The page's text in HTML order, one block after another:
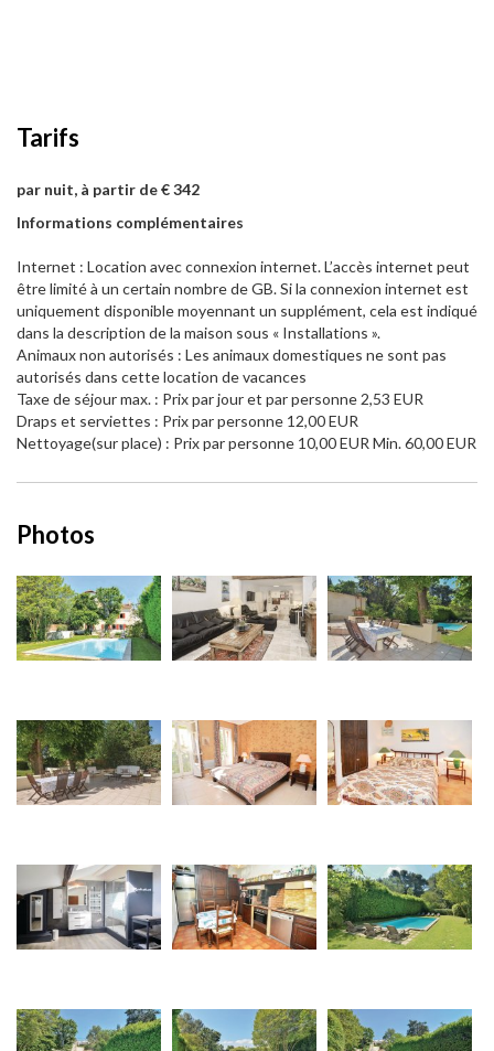
Tarifs
par nuit, à partir de € 342
Informations complémentaires
Internet : Location avec connexion internet. L’accès internet peut
être limité à un certain nombre de GB. Si la connexion internet est
uniquement disponible moyennant un supplément, cela est indiqué
dans la description de la maison sous « Installations ».
Animaux non autorisés : Les animaux domestiques ne sont pas
autorisés dans cette location de vacances
Taxe de séjour max. : Prix par jour et par personne 2,53 EUR
Draps et serviettes : Prix par personne 12,00 EUR
Nettoyage(sur place) : Prix par personne 10,00 EUR Min. 60,00 EUR
Photos